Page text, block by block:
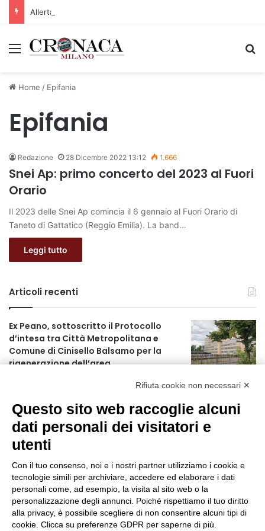
Allerta gialla per rischio temporali a partire dalle ore 18
Menu
Home / Epifania
Epifania
Redazione 28 Dicembre 2022 13:12 1.666
Snei Ap: primo concerto del 2023 al Fuori
Orario
Il 2023 delle Snei Ap comincia il 6 gennaio al Fuori Orario di
Taneto di Gattatico (Reggio Emilia). La band…
Leggi tutto
Articoli recenti
Ex Peano, sottoscritto il Protocollo
d’intesa tra Città Metropolitana e
Comune di Cinisello Balsamo per la
rigenerazione dell’area
partire dalle ore 18
4 ore fa
Ex mercato Selinunte, via libera alle
linee di indirizzo per il nuovo spazio
socio-aggregativo dedicato ai giovani
Assegnati a Sogemi quattro mercati
comunali coperti
Rifiuta cookie non necessari ✕
Questo sito web raccoglie alcuni
dati personali dei visitatori e
utenti
Con il tuo consenso, noi e i nostri partner utilizziamo i cookie e
tecnologie simili per archiviare, accedere ed elaborare i dati
personali come, ad esempio, la visita al sito web o la
personalizzazione degli annunci. Poiché rispettiamo il tuo diritto
alla privacy, è possibile scegliere di non consentire alcuni tipi di
cookie. Clicca su preferenze GDPR per saperne di più.